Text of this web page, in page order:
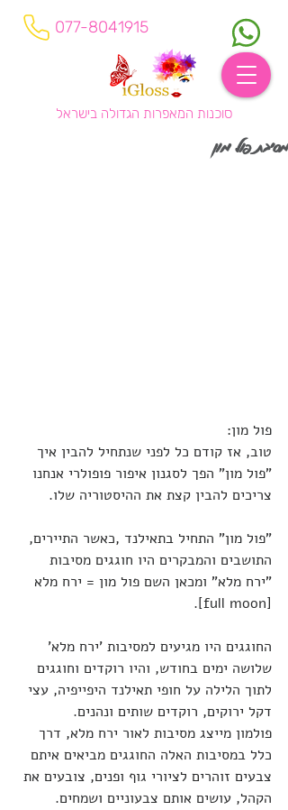
077-8041915
סוכנות המאפרות הגדולה בישראל
מסיבת פול מון
פול מון:
טוב, אז קודם כל לפני שנתחיל להבין איך
"פול מון" הפך לסגנון איפור פופולרי אנחנו
צריכים להבין קצת את ההיסטוריה שלו.
"פול מון" התחיל בתאילנד ,כאשר התיירים,
התושבים והמבקרים היו חוגגים מסיבות
"ירח מלא" ומכאן השם פול מון = ירח מלא
[full moon].
החוגגים היו מגיעים למסיבות 'ירח מלא'
שלושה ימים בחודש, והיו רוקדים וחוגגים
לתוך הלילה על חופי תאילנד היפייפיה, עצי
דקל ירוקים, רוקדים שותים ונהנים.
פולמון מייצג מסיבות לאור ירח מלא, דרך
כלל במסיבות האלה החוגגים מביאים איתם
צבעים זוהרים לציורי גוף ופנים, צובעים את
הקהל, עושים אותם צבעוניים ושמחים.